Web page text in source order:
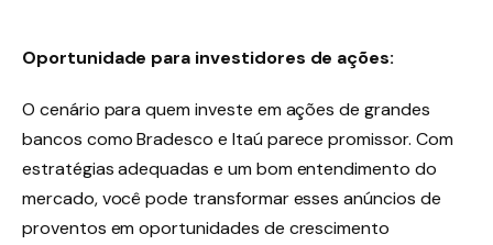
Oportunidade para investidores de ações:
O cenário para quem investe em ações de grandes
bancos como Bradesco e Itaú parece promissor. Com
estratégias adequadas e um bom entendimento do
mercado, você pode transformar esses anúncios de
proventos em oportunidades de crescimento